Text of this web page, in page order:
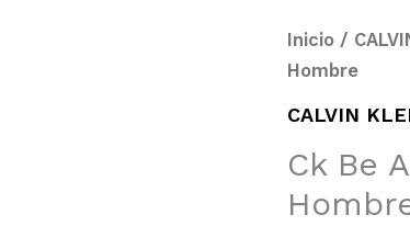
Inicio /
Hombre
CALVIN
Ck Be